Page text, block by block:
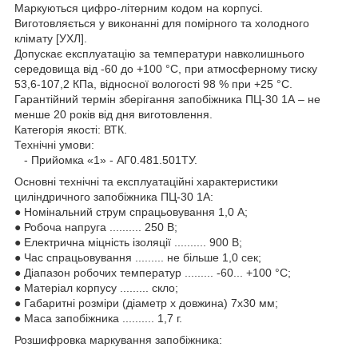
Маркуються цифро-літерним кодом на корпусі.
Виготовляється у виконанні для помірного та холодного
клімату [УХЛ].
Допускає експлуатацію за температури навколишнього
середовища від -60 до +100 °С, при атмосферному тиску
53,6-107,2 КПа, відносної вологості 98 % при +25 °С.
Гарантійний термін зберігання запобіжника ПЦ-30 1А – не
менше 20 років від дня виготовлення.
Категорія якості: ВТК.
Технічні умови:
- Прийомка «1» - АГ0.481.501ТУ.
Основні технічні та експлуатаційні характеристики
циліндричного запобіжника ПЦ-30 1А:
● Номінальний струм спрацьовування 1,0 А;
● Робоча напруга .......... 250 В;
● Електрична міцність ізоляції .......... 900 В;
● Час спрацьовування ......... не більше 1,0 сек;
● Діапазон робочих температур ......... -60... +100 °C;
● Матеріал корпусу ......... скло;
● Габаритні розміри (діаметр х довжина) 7х30 мм;
● Маса запобіжника .......... 1,7 г.
Розшифровка маркування запобіжника: